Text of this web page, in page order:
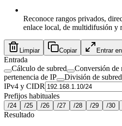
Reconoce rangos privados,
enlace local, de multidifusión y
Limpiar Copiar Entrar
Entrada
Cálculo de subred
Conversión de
pertenencia de IP
División de subred
IPv4 y CIDR
Prefijos habituales
/24 /25 /26 /27 /28 /29 /30
Resultado